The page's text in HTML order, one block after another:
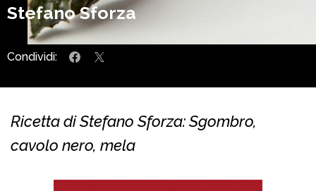
Stefano Sforza
Condividi:
Ricetta di Stefano Sforza: Sgombro,
cavolo nero, mela